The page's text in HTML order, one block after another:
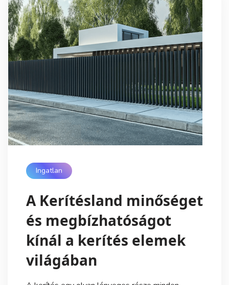
Ingatlan
A Kerítésland minőséget
és megbízhatóságot
kínál a kerítés elemek
világában